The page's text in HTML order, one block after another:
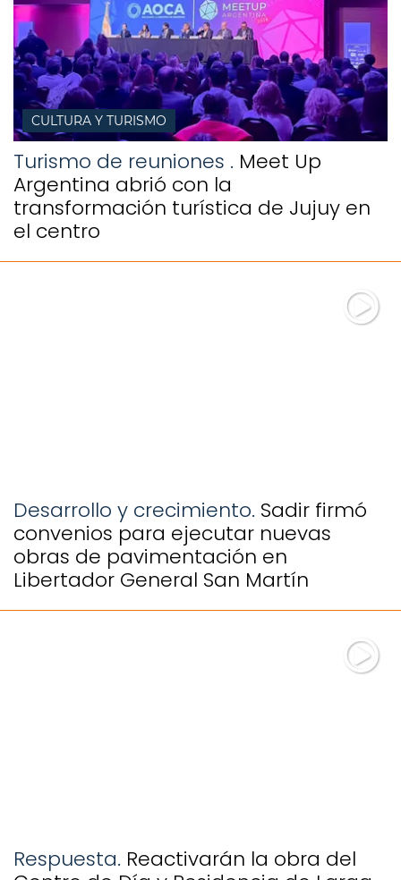
CULTURA Y TURISMO
Turismo de reuniones . Meet Up
Argentina abrió con la
transformación turística de Jujuy en
el centro
Desarrollo y crecimiento. Sadir firmó
convenios para ejecutar nuevas
obras de pavimentación en
Libertador General San Martín
Respuesta. Reactivarán la obra del